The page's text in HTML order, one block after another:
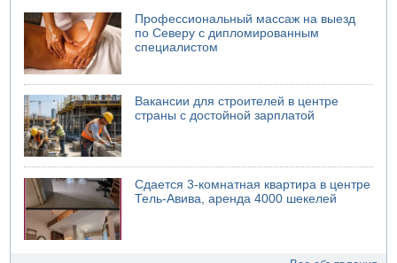
Профессиональный массаж на выезд
по Северу с дипломированным
специалистом
Вакансии для строителей в центре
страны с достойной зарплатой
Сдается 3-комнатная квартира в центре
Тель-Авива, аренда 4000 шекелей